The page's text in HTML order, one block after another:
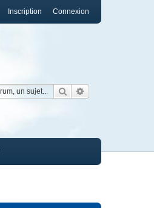
Connexion
Inscription
Rechercher